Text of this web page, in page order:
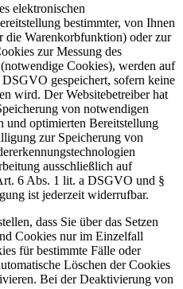
elektronischen
bestimmter, von Ihnen
die Warenkorbfunktion) oder zur
zur Messung des
Cookies), werden auf
gespeichert, sofern keine
wird. Der Websitebetreiber hat
von notwendigen
und optimierten Bereitstellung
zur Speicherung von
ausschließlich auf
6 Abs. 1 lit. a DSGVO und §
ist jederzeit widerrufbar.
dass Sie über das Setzen
Cookies nur im Einzelfall
für bestimmte Fälle oder
Löschen der Cookies
Bei der Deaktivierung von